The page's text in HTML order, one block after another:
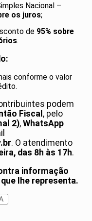
Nacional –
os juros;
de 95% sobre
.
conforme o valor
podem
Fiscal , pelo
2), WhatsApp
. O atendimento
das 8h às 17h.
informação
lhe representa.